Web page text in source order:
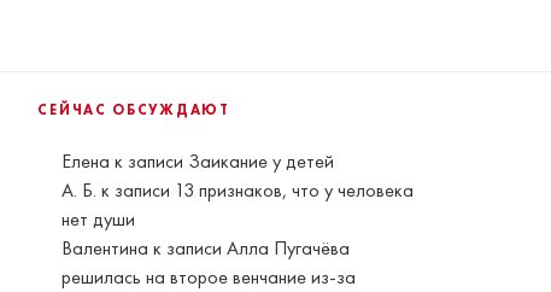
СЕЙЧАС ОБСУЖДАЮТ
Елена к записи Заикание у детей
А. Б. к записи 13 признаков, что у человека
нет души
Валентина к записиАлла Пугачёва
решилась на второе венчание из-за